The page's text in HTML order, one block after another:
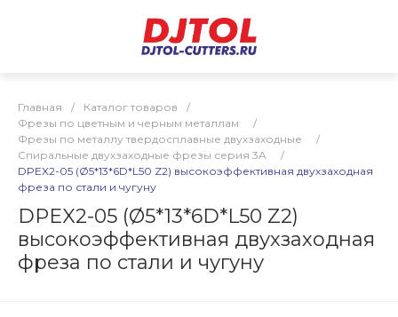
Главная / Каталог товаров
/
Фрезы по цветным и черным металлам
/
Фрезы по металлу твердосплавные двухзаходные
/
Спиральные двухзаходные фрезы серия 3A
/
DPEX2-05 (Ø5*13*6D*L50 Z2) высокоэффективная двухзаходная
фреза по стали и чугуну
DPEX2-05 (Ø5*13*6D*L50 Z2)
высокоэффективная двухзаходная
фреза по стали и чугуну